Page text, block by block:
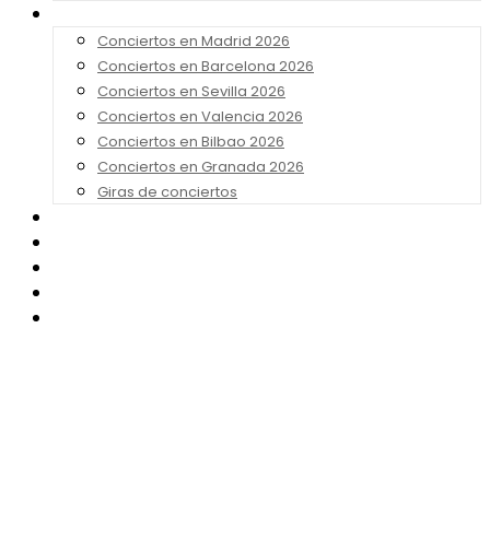
Conciertos en Madrid 2026
Conciertos en Barcelona 2026
Conciertos en Sevilla 2026
Conciertos en Valencia 2026
Conciertos en Bilbao 2026
Conciertos en Granada 2026
Giras de conciertos